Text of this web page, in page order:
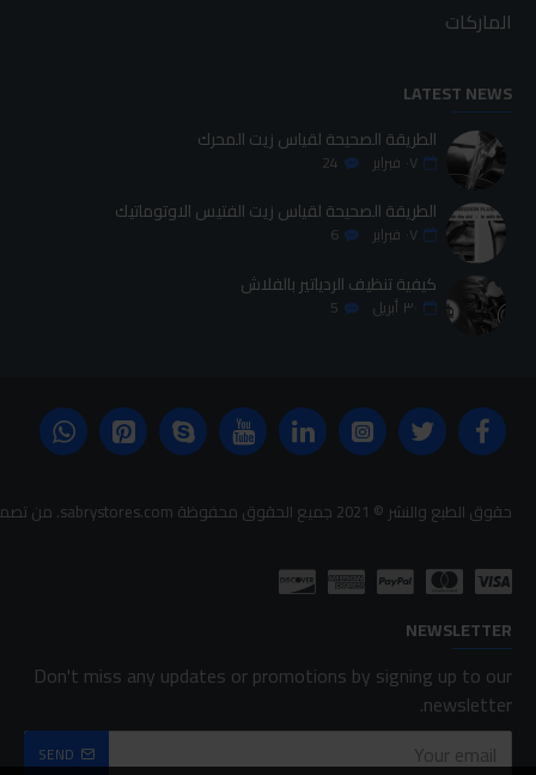
الماركات
LATEST NEWS
الطريقة الصحيحة لقياس زيت المحرك
٠٧ فبراير 24
الطريقة الصحيحة لقياس زيت الفتيس الاوتوماتيك
٠٧ فبراير 6
كيفية تنظيف الردياتير بالفلاش
٣٠ أبريل 5
حقوق الطبع والنشر © 2021 جميع الحقوق محفوظة sabrystores.com. من تصميم-
NEWSLETTER
Don't miss any updates or promotions by signing up to our
newsletter.
SEND